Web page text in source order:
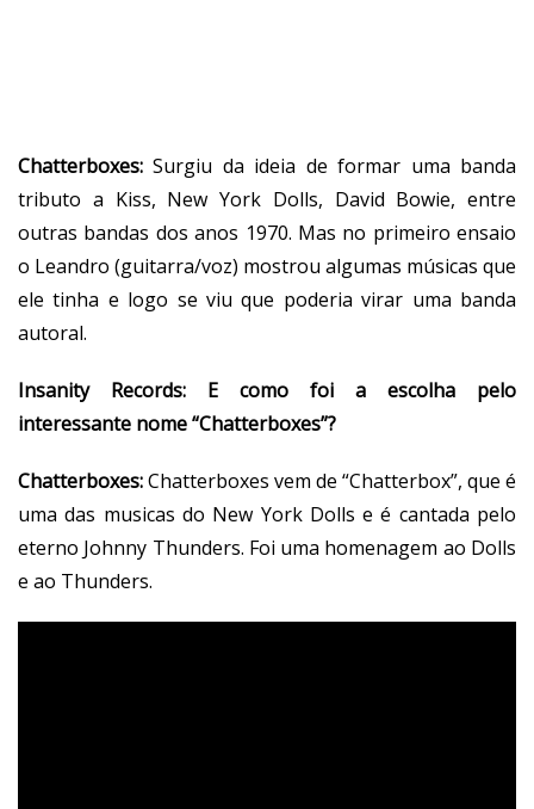
Chatterboxes: Surgiu da ideia de formar uma banda
tributo a Kiss, New York Dolls, David Bowie, entre
outras bandas dos anos 1970. Mas no primeiro ensaio
o Leandro (guitarra/voz) mostrou algumas músicas que
ele tinha e logo se viu que poderia virar uma banda
autoral.
Insanity Records:
E como foi a escolha pelo
interessante nome “Chatterboxes”?
Chatterboxes:Chatterboxes vem de “Chatterbox”, que é
uma das musicas do New York Dolls e é cantada pelo
eterno Johnny Thunders. Foi uma homenagem ao Dolls
e ao Thunders.